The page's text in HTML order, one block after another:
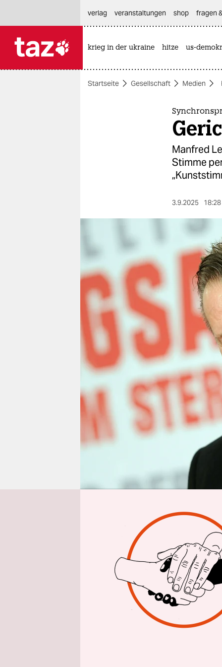
themen
nord
wahrheit
verlag
verlag
veranstaltungen
shop
fragen & hilfe
unterstützen
genossenschaft
epaper login
verlag
veranstaltungen shop fragen
krieg in der ukraine hitze us-
Startseite Gesellschaft Medien
Manfred
Stimme
3.9.2025
Von
Das
Lehmann,